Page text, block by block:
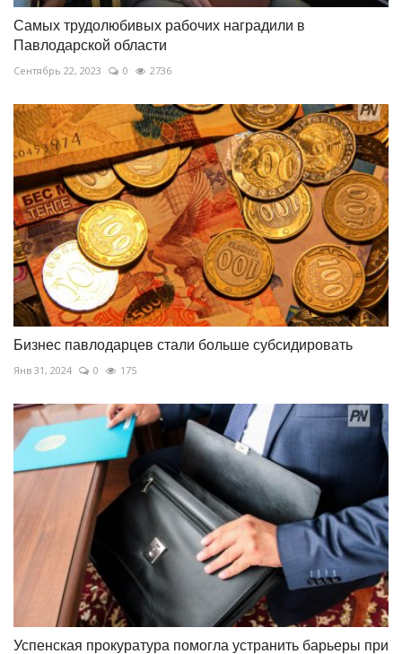
Самых трудолюбивых рабочих наградили в
Павлодарской области
Сентябрь 22, 2023 0 2736
Бизнес павлодарцев стали больше субсидировать
Янв 31, 2024 0 175
Успенская прокуратура помогла устранить барьеры при